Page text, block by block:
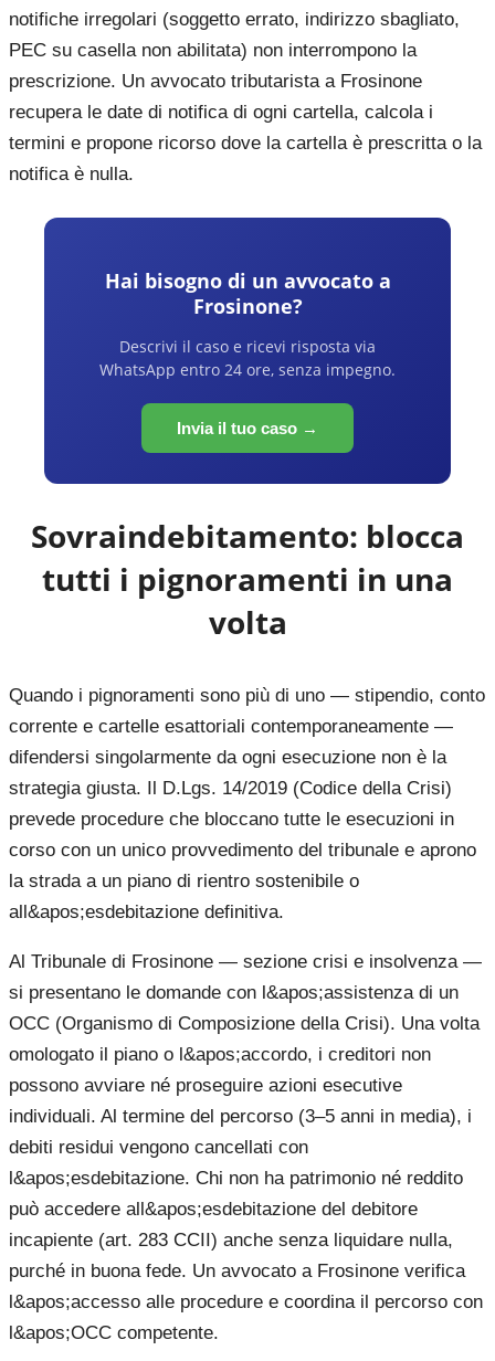
notifiche irregolari (soggetto errato, indirizzo sbagliato,
PEC su casella non abilitata) non interrompono la
prescrizione. Un avvocato tributarista a Frosinone
recupera le date di notifica di ogni cartella, calcola i
termini e propone ricorso dove la cartella è prescritta o la
notifica è nulla.
Hai bisogno di un avvocato a
Frosinone?
Descrivi il caso e ricevi risposta via
WhatsApp entro 24 ore, senza impegno.
Invia il tuo caso →
Sovraindebitamento: blocca
tutti i pignoramenti in una
volta
Quando i pignoramenti sono più di uno — stipendio, conto
corrente e cartelle esattoriali contemporaneamente —
difendersi singolarmente da ogni esecuzione non è la
strategia giusta. Il D.Lgs. 14/2019 (Codice della Crisi)
prevede procedure che bloccano tutte le esecuzioni in
corso con un unico provvedimento del tribunale e aprono
la strada a un piano di rientro sostenibile o
all&apos;esdebitazione definitiva.
Al Tribunale di Frosinone — sezione crisi e insolvenza —
si presentano le domande con l&apos;assistenza di un
OCC (Organismo di Composizione della Crisi). Una volta
omologato il piano o l&apos;accordo, i creditori non
possono avviare né proseguire azioni esecutive
individuali. Al termine del percorso (3–5 anni in media), i
debiti residui vengono cancellati con
l&apos;esdebitazione. Chi non ha patrimonio né reddito
può accedere all&apos;esdebitazione del debitore
incapiente (art. 283 CCII) anche senza liquidare nulla,
purché in buona fede. Un avvocato a Frosinone verifica
l&apos;accesso alle procedure e coordina il percorso con
l&apos;OCC competente.